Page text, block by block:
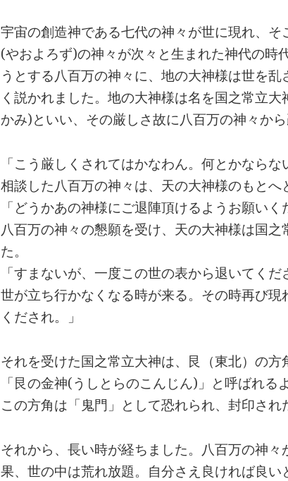
宇宙の創造神である七代の神々が世に現れ、
(やおよろず)の神々が次々と生まれた神代の時
うとする八百万の神々に、地の大神様は世を
く説かれました。地の大神様は名を国之常立
かみ)といい、その厳しさ故に八百万の神々から
「こう厳しくされてはかなわん。何とかならな
相談した八百万の神々は、天の大神様のもとへ
「どうかあの神様にご退陣頂けるようお願いく
八百万の神々の懇願を受け、天の大神様は国之
た。
「すまないが、一度この世の表から退いてく
世が立ち行かなくなる時が来る。その時再び現
くだされ。」
それを受けた国之常立大神は、艮（東北）の
「艮の金神(うしとらのこんじん)」と呼ばれる
この方角は「鬼門」として恐れられ、封印され
それから、長い時が経ちました。八百万の神
果、世の中は荒れ放題。自分さえ良ければ良い